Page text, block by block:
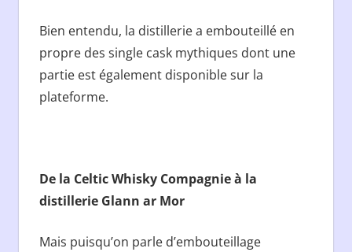
Bien entendu, la distillerie a embouteillé en
propre des single cask mythiques dont une
partie est également disponible sur la
plateforme.
De la Celtic Whisky Compagnie à la
distillerie Glann ar Mor
Mais puisqu’on parle d’embouteillage